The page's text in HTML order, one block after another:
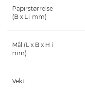
Papirstørrelse
(B x L i mm)
Mål (L x B x H i
mm)
Vekt